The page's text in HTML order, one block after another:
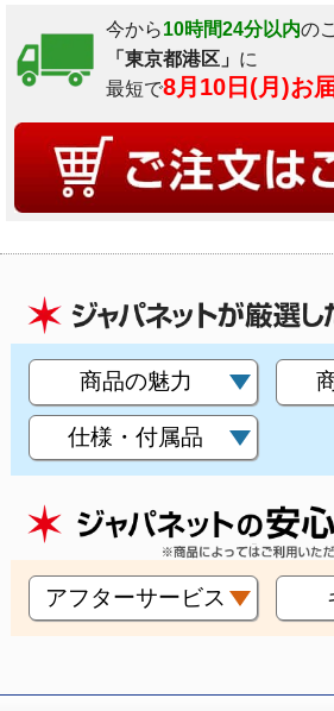
今から10時間24分以内の
「東京都港区」 に
最短で8月10日(月)お
商品の魅力
仕様・付属品
アフターサービス